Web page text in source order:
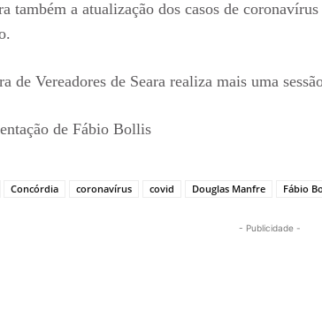
também a atualização dos casos de
de Vereadores de Seara realiza mais uma
de Fábio Bollis
Concórdia coronavírus covid Douglas Manfre Fábio
- Publicidade -